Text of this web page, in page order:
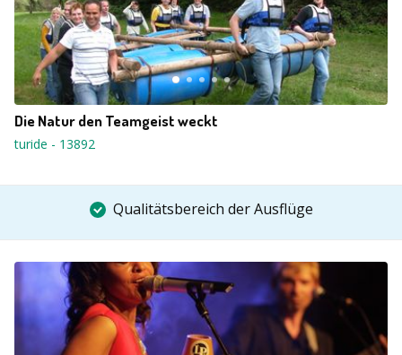
Die Natur den Teamgeist weckt
turide - 13892
Qualitätsbereich der Ausflüge